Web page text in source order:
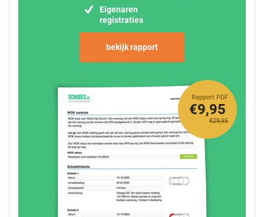
Eigenaren
registraties
bekijk rapport
Rapport PDF
€29,95
€9,95